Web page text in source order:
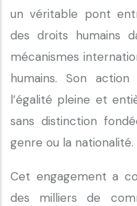
un véritable pont
des droits humains
mécanismes
humains. Son
l’égalité pleine et
sans distinction
genre ou la nationalité.
Cet engagement a
des milliers de